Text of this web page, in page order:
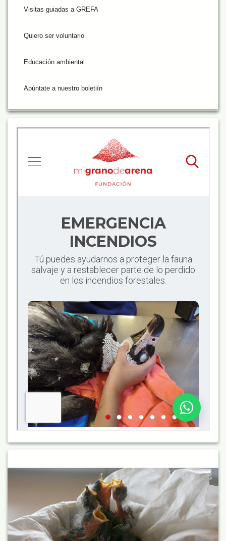
Visitas guiadas a GREFA
Quiero ser voluntario
Educación ambiental
Apúntate a nuestro boletiín